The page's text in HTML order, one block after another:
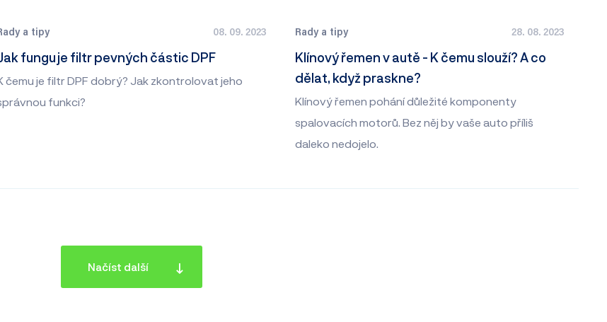
a tipy 08. 09. 2023
funguje filtr pevných částic DPF
čemu je filtr DPF dobrý? Jak zkontrolovat jeho
funkci?
Rady a tipy 28. 08. 2023
Klínový řemen v autě - K čemu slouží? A co
dělat, když praskne?
Klínový řemen pohání důležité komponenty
spalovacích motorů. Bez něj by vaše auto příliš
daleko nedojelo.
Načíst další